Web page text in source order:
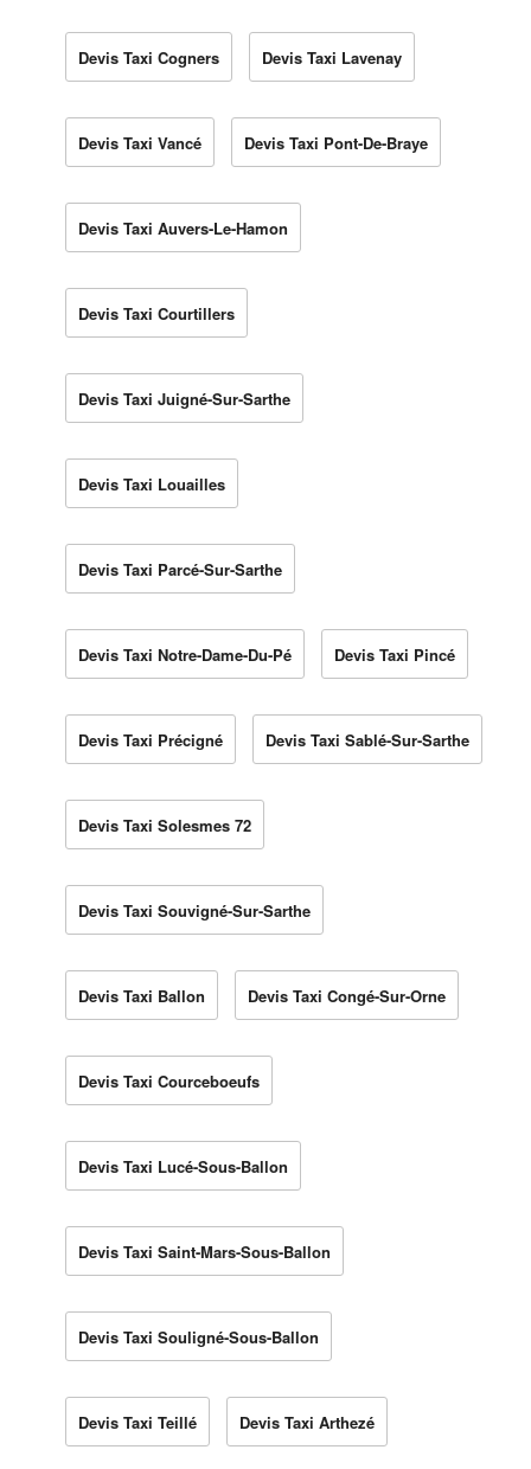
Devis Taxi Cogners Devis Taxi Lavenay
Devis Taxi Vancé Devis Taxi Pont-De-Braye
Devis Taxi Auvers-Le-Hamon
Devis Taxi Courtillers
Devis Taxi Juigné-Sur-Sarthe
Devis Taxi Louailles
Devis Taxi Parcé-Sur-Sarthe
Devis Taxi Notre-Dame-Du-Pé Devis Taxi Pincé
Devis Taxi Précigné Devis Taxi Sablé-Sur-Sarthe
Devis Taxi Solesmes 72
Devis Taxi Souvigné-Sur-Sarthe
Devis Taxi Ballon Devis Taxi Congé-Sur-Orne
Devis Taxi Courceboeufs
Devis Taxi Lucé-Sous-Ballon
Devis Taxi Saint-Mars-Sous-Ballon
Devis Taxi Souligné-Sous-Ballon
Devis Taxi Teillé Devis Taxi Arthezé